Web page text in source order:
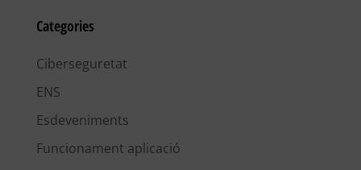
Categories
Ciberseguretat
ENS
Esdeveniments
Funcionament aplicació